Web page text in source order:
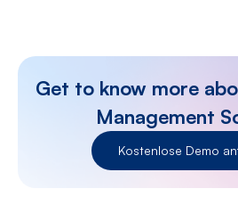
Get to know more
Management
Kostenlose Demo